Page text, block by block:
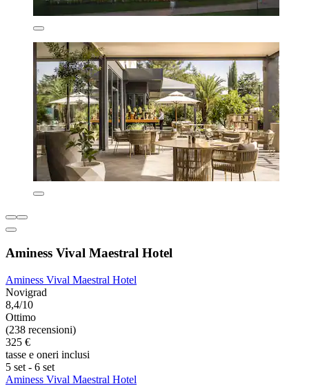
Aminess Vival Maestral Hotel
Aminess Vival Maestral Hotel
Novigrad
8,4/10
Ottimo
(238 recensioni)
325 €
tasse e oneri inclusi
5 set - 6 set
Aminess Vival Maestral Hotel